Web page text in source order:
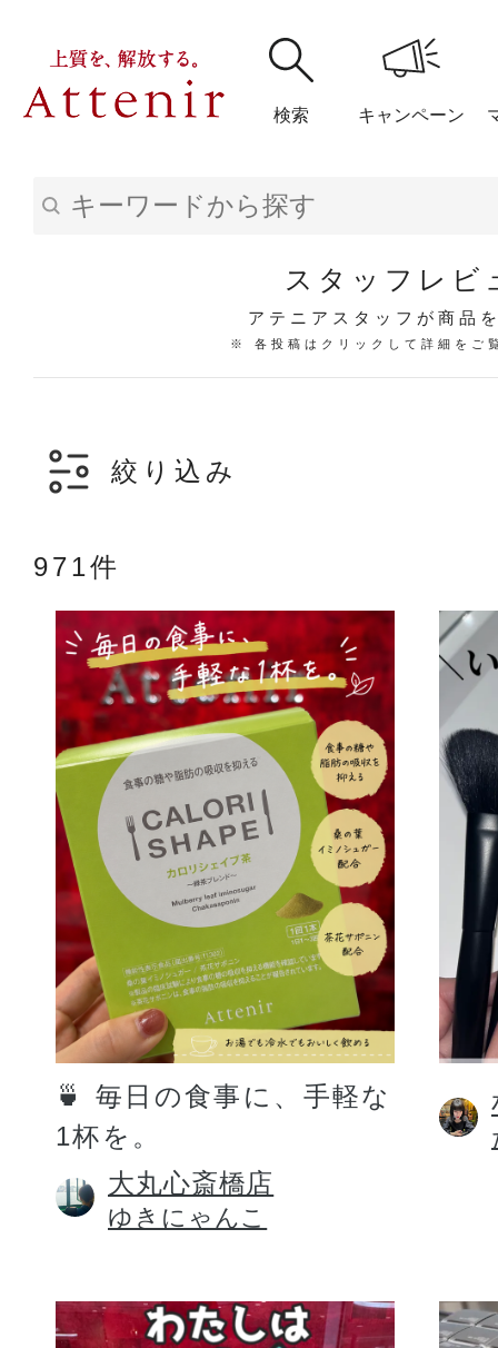
検索 キャンペーン
アテニア
アテニアの「
お友達紹介サ
定期お届けサ
スキンケア人気ライン
ドレススノー
スタッフレビ
アテニアスタッフが商品
※ 各投稿はクリックして詳細をご
絞り込み
971件
🍵 毎日の食事に、手軽な
1杯を。
大丸心斎橋店
ゆきにゃんこ